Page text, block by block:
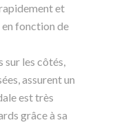
et
fonction de
les côtés,
assurent un
est très
grâce à sa